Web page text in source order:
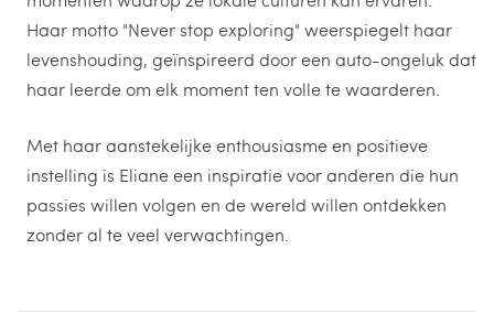
Haar motto "Never stop exploring" weerspiegelt haar
levenshouding, geïnspireerd door een auto-ongeluk dat
haar leerde om elk moment ten volle te waarderen.
Met haar aanstekelijke enthousiasme en positieve
instelling is Eliane een inspiratie voor anderen die hun
passies willen volgen en de wereld willen ontdekken
zonder al te veel verwachtingen.